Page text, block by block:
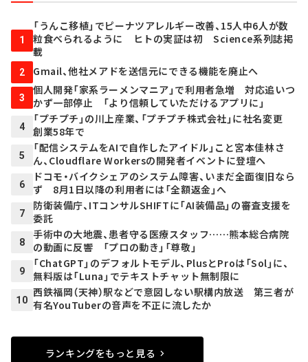
1
「うんこ移植」でピーナツアレルギー改善、15人中6人が数
粒食べられるように ヒトの実証は初 Science系列誌掲
載
2 Gmail、他社メアドを送信元にできる機能を廃止へ
3
個人開発「家系ラーメンマニア」で利用者急増 対応追いつ
かず一部停止 「より信頼していただけるアプリに」
4
「プチプチ」の川上産業、「プチプチ株式会社」に社名変更
創業58年で
5
「配信システムをAIで自作したアイドル」こと宮本佳林さ
ん、Cloudflare Workersの開発者イベントに登壇へ
6
ドコモ・バイクシェアのシステム障害、いまだ全面復旧なら
ず 8月1日以降の利用者には「全額返金」へ
7
防衛装備庁、ITコンサルSHIFTに「AI装備品」の審査支援を
委託
8
手術中の大地震、患者守る医療スタッフ……熊本総合病院
の動画に反響 「プロの動き」「尊敬」
9
「ChatGPT」のデフォルトモデル、PlusとProは「Sol」に、
無料版は「Luna」でテキストチャット無制限に
10
西鉄福岡（天神）駅などで意図しない駅構内放送 第三者が
有名YouTuberの音声を不正に流したか
ランキングをもっと見る